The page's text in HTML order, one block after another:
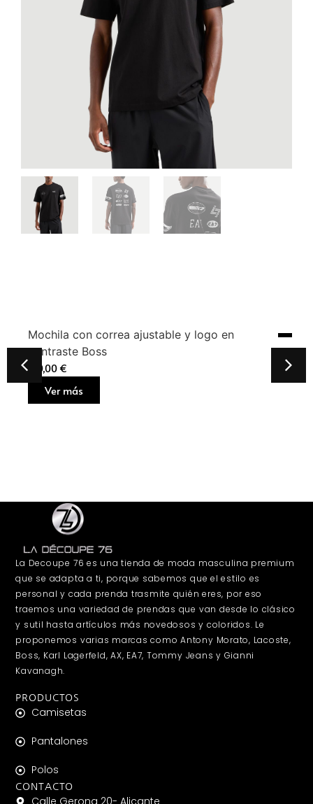
Mochila con correa ajustable y logo en
contraste Boss
160,00 €
Ver más
La Decoupe 76 es una tienda de moda masculina premium
que se adapta a ti, porque sabemos que el estilo es
personal y cada prenda trasmite quién eres, por eso
traemos una variedad de prendas que van desde lo clásico
y sutil hasta artículos más novedosos y coloridos. Le
proponemos varias marcas como Antony Morato, Lacoste,
Boss, Karl Lagerfeld, AX, EA7, Tommy Jeans y Gianni
Kavanagh.
PRODUCTOS
Camisetas
Pantalones
Polos
CONTACTO